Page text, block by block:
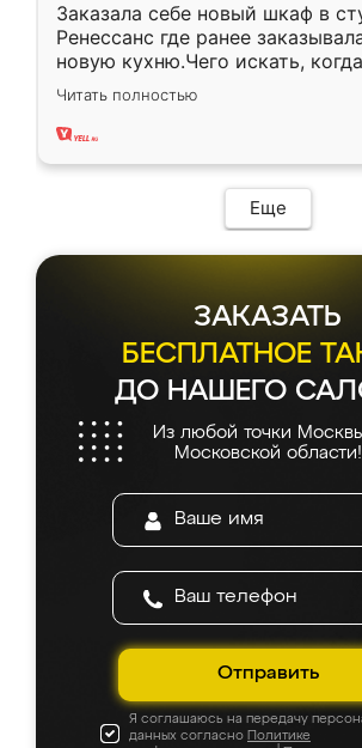
Заказала себе новый шкаф в
Ренессанс где ранее
новую кухню.Чего искать,
вполне довольна. Служит кухня
два года, нареканий нет.
Читать полностью
Еще
ЗАКАЗАТЬ
БЕСПЛАТНОЕ
ДО НАШЕГО
Из любой точки
Московской области!
Отправить
Я соглашаюсь на передачу
данных согласно Политике